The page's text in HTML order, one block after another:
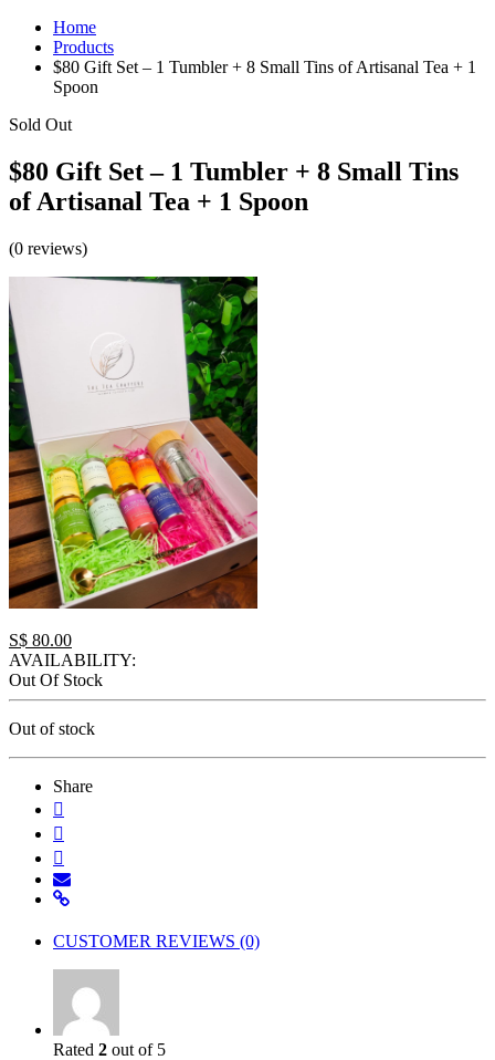
Home
Products
$80 Gift Set – 1 Tumbler + 8 Small Tins of Artisanal Tea + 1
Spoon
Sold Out
$80 Gift Set – 1 Tumbler + 8 Small Tins
of Artisanal Tea + 1 Spoon
(0 reviews)
S$ 80.00
AVAILABILITY:
Out Of Stock
Out of stock
Share
CUSTOMER REVIEWS (0)
Rated 2 out of 5